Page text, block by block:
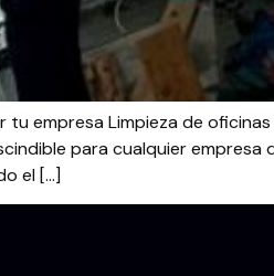
tu empresa Limpieza de
para cualquier
el […]